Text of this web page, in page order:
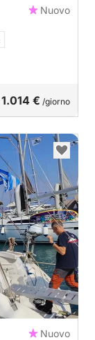
Nuovo
1.014 € /giorno
Nuovo